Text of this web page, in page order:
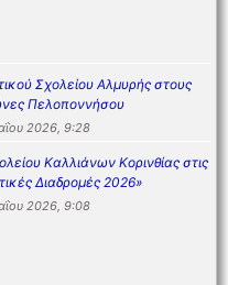
Σχολείου Αλμυρής στους
Πελοποννήσου
2026, 9:28
Καλλιάνων Κορινθίας στις
Διαδρομές 2026»
2026, 9:08